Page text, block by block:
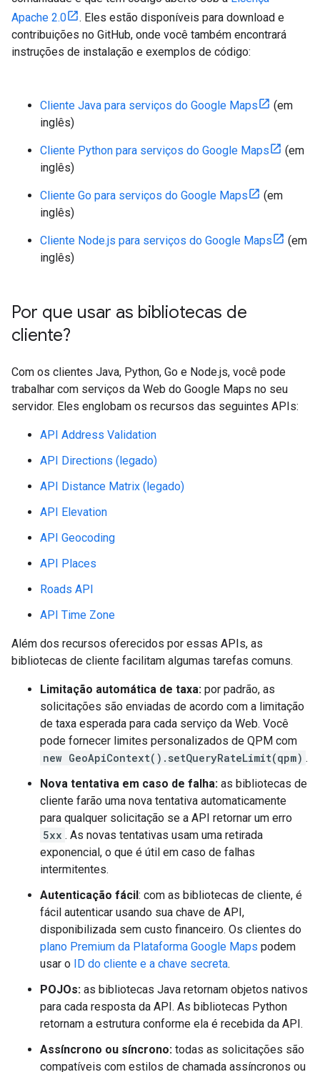
Apache 2.0
. Eles estão disponíveis para download e
contribuições no GitHub, onde você também encontrará
instruções de instalação e exemplos de código:
Cliente Java para serviços do Google Maps
(em
inglês)
Cliente Python para serviços do Google Maps
(em
inglês)
Cliente Go para serviços do Google Maps
(em
inglês)
Cliente Node.js para serviços do Google Maps
(em
inglês)
Por que usar as bibliotecas de
cliente?
Com os clientes Java, Python, Go e Node.js, você pode
trabalhar com serviços da Web do Google Maps no seu
servidor. Eles englobam os recursos das seguintes APIs:
API Address Validation
API Directions (legado)
API Distance Matrix (legado)
API Elevation
API Geocoding
API Places
Roads API
API Time Zone
Além dos recursos oferecidos por essas APIs, as
bibliotecas de cliente facilitam algumas tarefas comuns.
Limitação automática de taxa: por padrão, as
solicitações são enviadas de acordo com a limitação
de taxa esperada para cada serviço da Web. Você
pode fornecer limites personalizados de QPM com
new GeoApiContext().setQueryRateLimit(qpm) .
Nova tentativa em caso de falha: as bibliotecas de
cliente farão uma nova tentativa automaticamente
para qualquer solicitação se a API retornar um erro
5xx . As novas tentativas usam uma retirada
exponencial, o que é útil em caso de falhas
intermitentes.
Autenticação fácil: com as bibliotecas de cliente, é
fácil autenticar usando sua chave de API,
disponibilizada sem custo financeiro. Os clientes do
plano Premium da Plataforma Google Maps podem
usar o ID do cliente e a chave secreta.
POJOs: as bibliotecas Java retornam objetos nativos
para cada resposta da API. As bibliotecas Python
retornam a estrutura conforme ela é recebida da API.
Assíncrono ou síncrono: todas as solicitações são
compatíveis com estilos de chamada assíncronos ou